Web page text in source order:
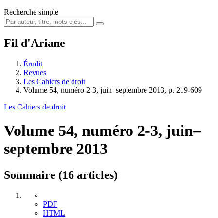
Recherche simple
Fil d'Ariane
Érudit
Revues
Les Cahiers de droit
Volume 54, numéro 2-3, juin–septembre 2013, p. 219-609
Les Cahiers de droit
Volume 54, numéro 2-3, juin–
septembre 2013
Sommaire (16 articles)
PDF
HTML